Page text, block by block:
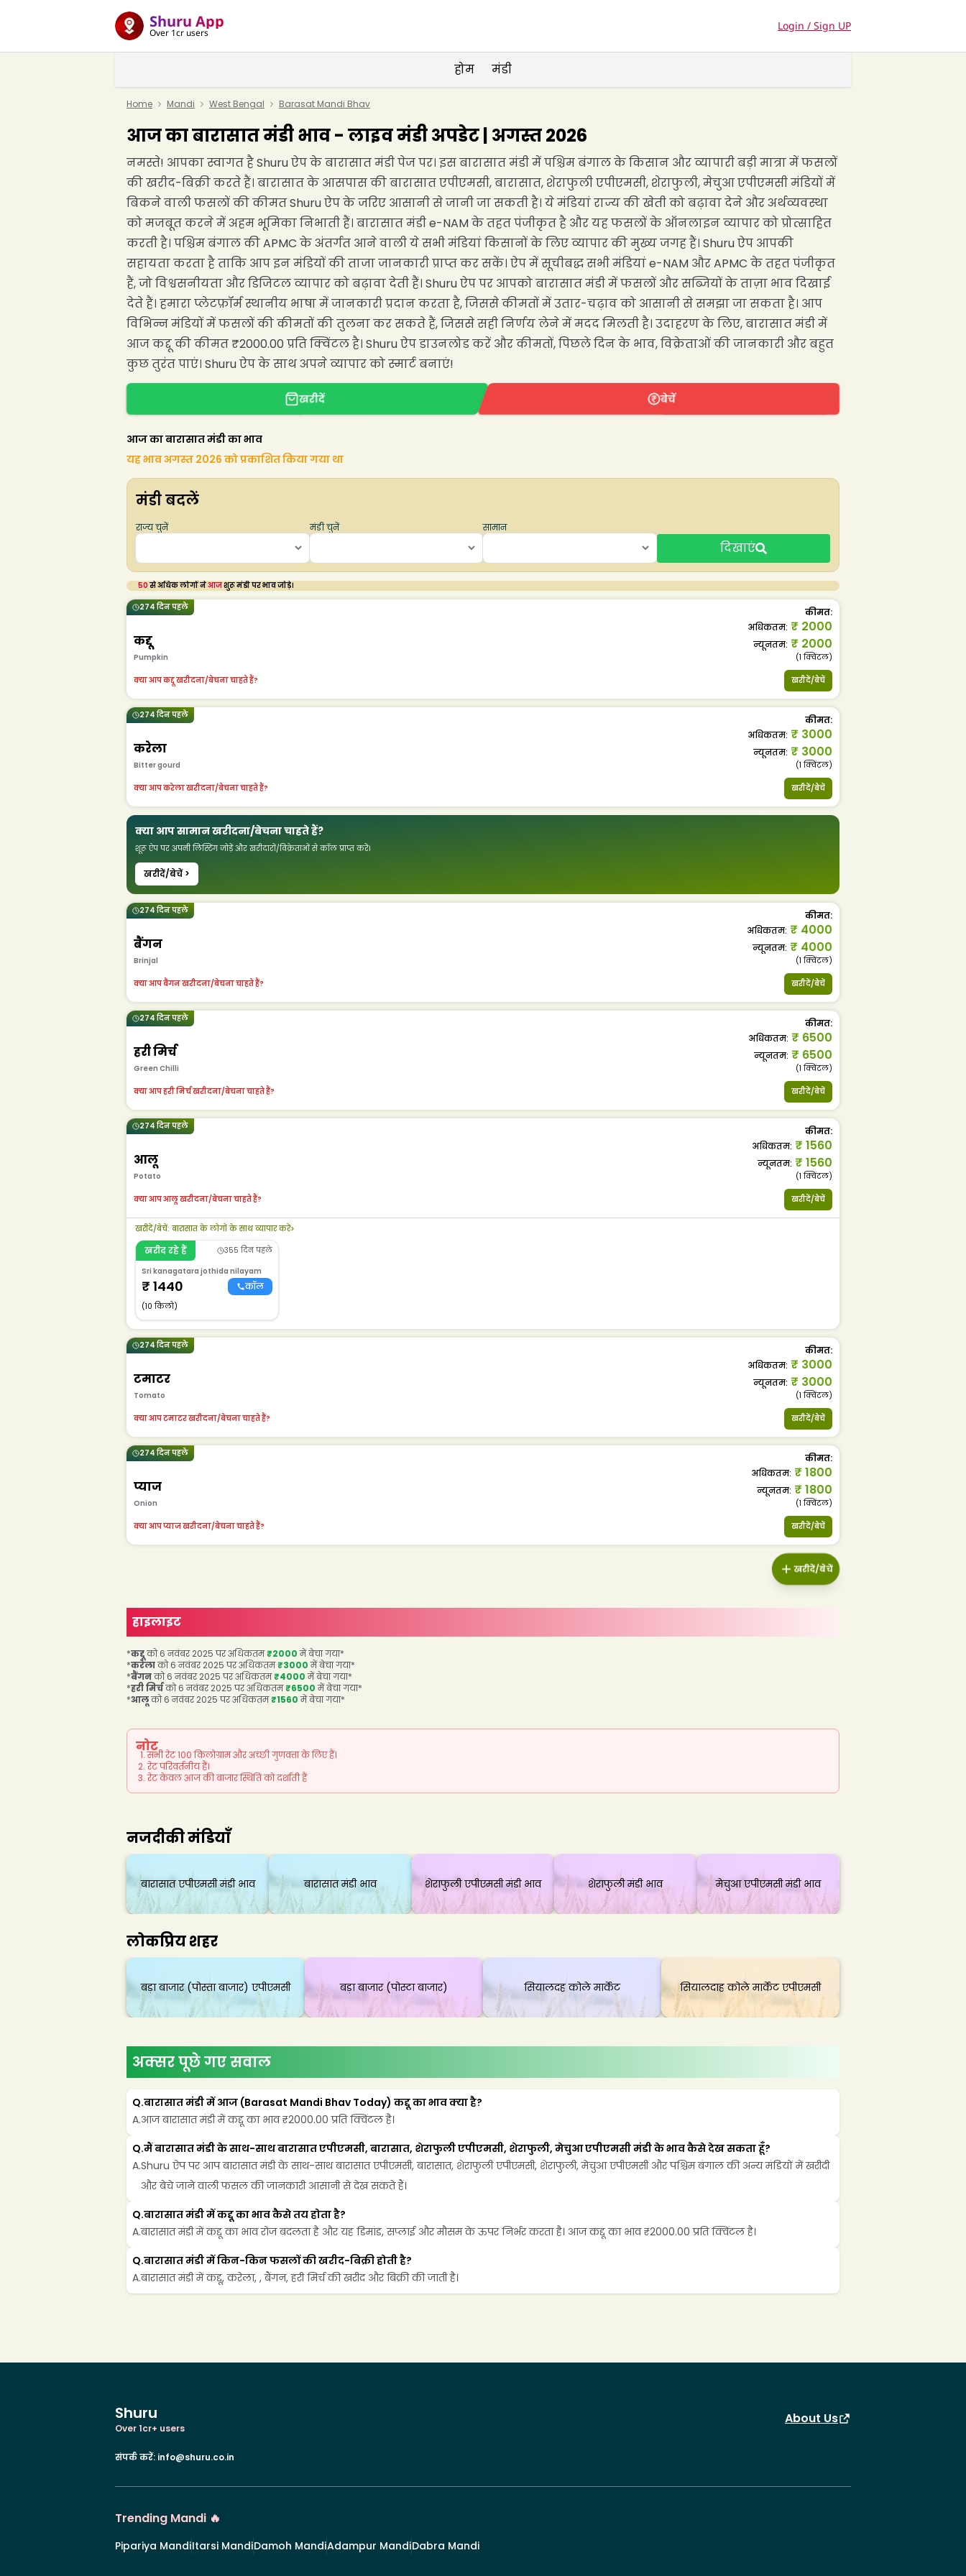
Shuru App
Over 1cr users
Login / Sign UP
होम मंडी
Home Mandi West Bengal Barasat Mandi Bhav
आज का बारासात मंडी भाव - लाइव मंडी अपडेट | अगस्त 2026
नमस्ते! आपका स्वागत है Shuru ऐप के बारासात मंडी पेज पर। इस बारासात मंडी में पश्चिम बंगाल के किसान और व्यापारी बड़ी मात्रा में फसलों
की खरीद-बिक्री करते हैं। बारासात के आसपास की बारासात एपीएमसी, बारासात, शेराफुली एपीएमसी, शेराफुली, मेचुआ एपीएमसी मंडियों में
बिकने वाली फसलों की कीमत Shuru ऐप के जरिए आसानी से जानी जा सकती है। ये मंडियां राज्य की खेती को बढ़ावा देने और अर्थव्यवस्था
को मजबूत करने में अहम भूमिका निभाती हैं। बारासात मंडी e-NAM के तहत पंजीकृत है और यह फसलों के ऑनलाइन व्यापार को प्रोत्साहित
करती है। पश्चिम बंगाल की APMC के अंतर्गत आने वाली ये सभी मंडियां किसानों के लिए व्यापार की मुख्य जगह हैं। Shuru ऐप आपकी
सहायता करता है ताकि आप इन मंडियों की ताजा जानकारी प्राप्त कर सकें। ऐप में सूचीबद्ध सभी मंडियां e-NAM और APMC के तहत पंजीकृत
हैं, जो विश्वसनीयता और डिजिटल व्यापार को बढ़ावा देती हैं। Shuru ऐप पर आपको बारासात मंडी में फसलों और सब्जियों के ताज़ा भाव दिखाई
देते हैं। हमारा प्लेटफ़ॉर्म स्थानीय भाषा में जानकारी प्रदान करता है, जिससे कीमतों में उतार-चढ़ाव को आसानी से समझा जा सकता है। आप
विभिन्न मंडियों में फसलों की कीमतों की तुलना कर सकते हैं, जिससे सही निर्णय लेने में मदद मिलती है। उदाहरण के लिए, बारासात मंडी में
आज कद्दू की कीमत ₹2000.00 प्रति क्विंटल है। Shuru ऐप डाउनलोड करें और कीमतों, पिछले दिन के भाव, विक्रेताओं की जानकारी और बहुत
कुछ तुरंत पाएं। Shuru ऐप के साथ अपने व्यापार को स्मार्ट बनाएं!
खरीदें बेचें
आज का बारासात मंडी का भाव
यह भाव अगस्त 2026 को प्रकाशित किया गया था
मंडी बदलें
राज्य चुनें मंडी चुनें सामान
दिखाएं
50 से अधिक लोगों नेआजशुरू मंडी पर भाव जोड़े।
274 दिन पहले
कद्दू
Pumpkin
कीमत:
अधिकतम: ₹ 2000
न्यूनतम: ₹ 2000
(1क्विंटल)
क्या आप कद्दू खरीदना/बेचना चाहते हैं? खरीदें/बेचें
274 दिन पहले
करेला
Bitter gourd
कीमत:
अधिकतम: ₹ 3000
न्यूनतम: ₹ 3000
(1क्विंटल)
क्या आप करेला खरीदना/बेचना चाहते हैं? खरीदें/बेचें
क्या आप सामान खरीदना/बेचना चाहते हैं?
शूरू ऐप पर अपनी लिस्टिंग जोड़ें और खरीदारों/विक्रेताओं से कॉल प्राप्त करें।
खरीदें/बेचें >
274 दिन पहले
बैंगन
Brinjal
कीमत:
अधिकतम: ₹ 4000
न्यूनतम: ₹ 4000
(1क्विंटल)
क्या आप बैंगन खरीदना/बेचना चाहते हैं? खरीदें/बेचें
274 दिन पहले
हरी मिर्च
Green Chilli
कीमत:
अधिकतम: ₹ 6500
न्यूनतम: ₹ 6500
(1क्विंटल)
क्या आप हरी मिर्च खरीदना/बेचना चाहते हैं? खरीदें/बेचें
274 दिन पहले
आलू
Potato
कीमत:
अधिकतम: ₹ 1560
न्यूनतम: ₹ 1560
(1क्विंटल)
क्या आप आलू खरीदना/बेचना चाहते हैं? खरीदें/बेचें
खरीदें/बेचें: बारासात के लोगों के साथ व्यापार करें>
खरीद रहे हैं
355 दिन पहले
Sri kanagatara jothida nilayam
₹ 1440 कॉल
(10 किलो)
274 दिन पहले
टमाटर
Tomato
कीमत:
अधिकतम: ₹ 3000
न्यूनतम: ₹ 3000
(1क्विंटल)
क्या आप टमाटर खरीदना/बेचना चाहते हैं? खरीदें/बेचें
274 दिन पहले
प्याज
Onion
कीमत:
अधिकतम: ₹ 1800
न्यूनतम: ₹ 1800
(1क्विंटल)
क्या आप प्याज खरीदना/बेचना चाहते हैं? खरीदें/बेचें
खरीदें/बेचें
हाइलाइट
*कद्दूको 6 नवंबर 2025 पर अधिकतम₹2000में बेचा गया*
*करेलाको 6 नवंबर 2025 पर अधिकतम₹3000में बेचा गया*
*बैंगनको 6 नवंबर 2025 पर अधिकतम₹4000में बेचा गया*
*हरी मिर्चको 6 नवंबर 2025 पर अधिकतम₹6500में बेचा गया*
*आलूको 6 नवंबर 2025 पर अधिकतम₹1560में बेचा गया*
नोट
सभी रेट 100 किलोग्राम और अच्छी गुणवत्ता के लिए हैं।
रेट परिवर्तनीय हैं।
रेट केवल आज की बाजार स्थिति को दर्शाती हैं
नजदीकी मंडियाँ
बारासात एपीएमसी मंडी भाव बारासात मंडी भाव शेराफुली एपीएमसी मंडी भाव शेराफुली मंडी भाव मेचुआ एपीएमसी मंडी भाव
लोकप्रिय शहर
बड़ा बाजार (पोस्ता बाजार) एपीएमसी बड़ा बाजार (पोस्टा बाजार) सियालदह कोले मार्केट सियालदाह कोले मार्केट एपीएमसी
अक्सर पूछे गए सवाल
Q.बारासात मंडी में आज (Barasat Mandi Bhav Today) कद्दू का भाव क्या है?
A.आज बारासात मंडी में कद्दू का भाव ₹2000.00 प्रति क्विंटल है।
Q.मैं बारासात मंडी के साथ-साथ बारासात एपीएमसी, बारासात, शेराफुली एपीएमसी, शेराफुली, मेचुआ एपीएमसी मंडी के भाव कैसे देख सकता हूँ?
A.Shuru ऐप पर आप बारासात मंडी के साथ-साथ बारासात एपीएमसी, बारासात, शेराफुली एपीएमसी, शेराफुली, मेचुआ एपीएमसी और पश्चिम बंगाल की अन्य मंडियों में खरीदी
और बेचे जाने वाली फसल की जानकारी आसानी से देख सकते हैं।
Q.बारासात मंडी में कद्दू का भाव कैसे तय होता है?
A.बारासात मंडी में कद्दू का भाव रोज बदलता है और यह डिमांड, सप्लाई और मौसम के ऊपर निर्भर करता है। आज कद्दू का भाव ₹2000.00 प्रति क्विंटल है।
Q.बारासात मंडी में किन-किन फसलों की खरीद-बिक्री होती है?
A.बारासात मंडी में कद्दू, करेला, , बैंगन, हरी मिर्च की खरीद और बिक्री की जाती है।
Shuru
Over 1cr+ users
About Us
संपर्क करें: info@shuru.co.in
Trending Mandi 🔥
Pipariya MandiItarsi MandiDamoh MandiAdampur MandiDabra Mandi